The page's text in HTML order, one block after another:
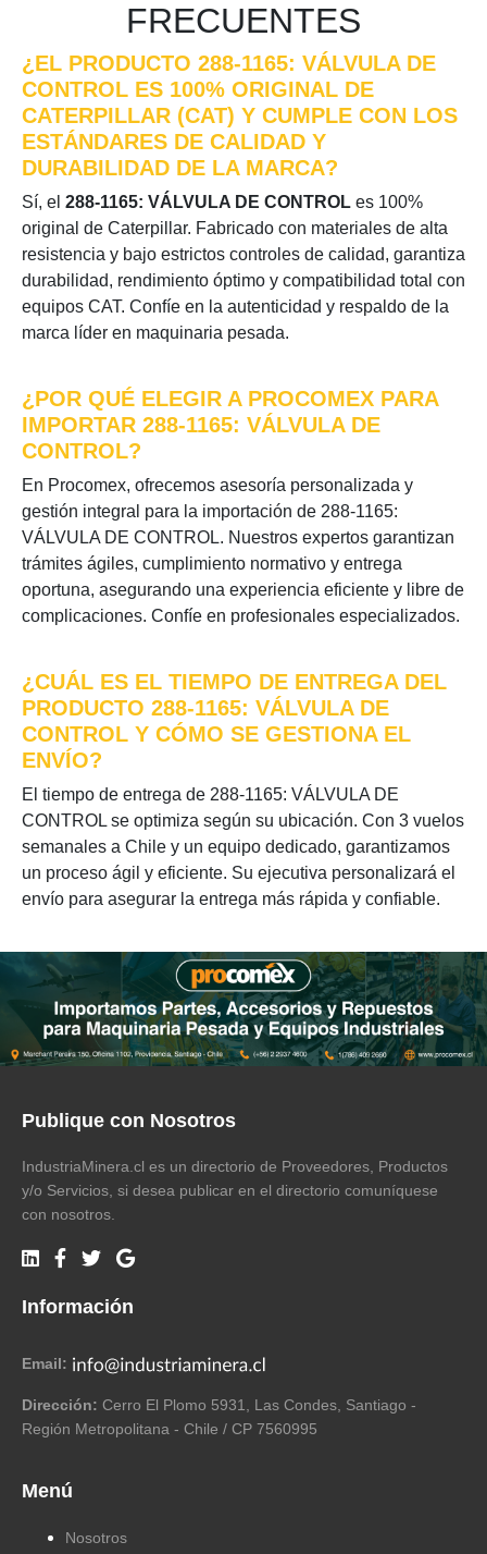
FRECUENTES
¿EL PRODUCTO 288-1165: VÁLVULA DE
CONTROL ES 100% ORIGINAL DE
CATERPILLAR (CAT) Y CUMPLE CON LOS
ESTÁNDARES DE CALIDAD Y
DURABILIDAD DE LA MARCA?
Sí, el 288-1165: VÁLVULA DE CONTROL es 100%
original de Caterpillar. Fabricado con materiales de alta
resistencia y bajo estrictos controles de calidad, garantiza
durabilidad, rendimiento óptimo y compatibilidad total con
equipos CAT. Confíe en la autenticidad y respaldo de la
marca líder en maquinaria pesada.
¿POR QUÉ ELEGIR A PROCOMEX PARA
IMPORTAR 288-1165: VÁLVULA DE
CONTROL?
En Procomex, ofrecemos asesoría personalizada y
gestión integral para la importación de 288-1165:
VÁLVULA DE CONTROL. Nuestros expertos garantizan
trámites ágiles, cumplimiento normativo y entrega
oportuna, asegurando una experiencia eficiente y libre de
complicaciones. Confíe en profesionales especializados.
¿CUÁL ES EL TIEMPO DE ENTREGA DEL
PRODUCTO 288-1165: VÁLVULA DE
CONTROL Y CÓMO SE GESTIONA EL
ENVÍO?
El tiempo de entrega de 288-1165: VÁLVULA DE
CONTROL se optimiza según su ubicación. Con 3 vuelos
semanales a Chile y un equipo dedicado, garantizamos
un proceso ágil y eficiente. Su ejecutiva personalizará el
envío para asegurar la entrega más rápida y confiable.
Publique con Nosotros
IndustriaMinera.cl es un directorio de Proveedores, Productos
y/o Servicios, si desea publicar en el directorio comuníquese
con nosotros.
Información
Email:
Dirección: Cerro El Plomo 5931, Las Condes, Santiago -
Región Metropolitana - Chile / CP 7560995
Menú
Nosotros